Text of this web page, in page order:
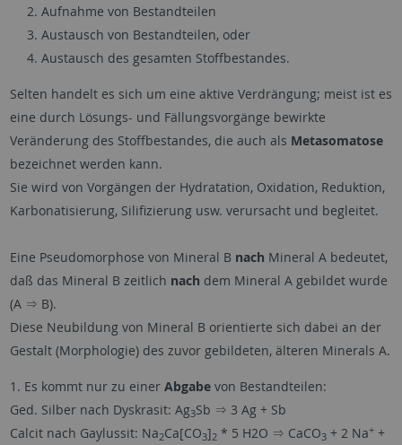
Aufnahme von Bestandteilen
Austausch von Bestandteilen, oder
Austausch des gesamten Stoffbestandes.
Selten handelt es sich um eine aktive Verdrängung; meist ist es
eine durch Lösungs- und Fällungsvorgänge bewirkte
Veränderung des Stoffbestandes, die auch als Metasomatose
bezeichnet werden kann.
Sie wird von Vorgängen der Hydratation, Oxidation, Reduktion,
Karbonatisierung, Silifizierung usw. verursacht und begleitet.
Eine Pseudomorphose von Mineral B nach Mineral A bedeutet,
daß das Mineral B zeitlich nach dem Mineral A gebildet wurde
(A ⇒ B).
Diese Neubildung von Mineral B orientierte sich dabei an der
Gestalt (Morphologie) des zuvor gebildeten, älteren Minerals A.
1. Es kommt nur zu einer Abgabe von Bestandteilen:
Ged. Silber nach Dyskrasit: Ag3Sb ⇒ 3 Ag + Sb
Calcit nach Gaylussit: Na2Ca[CO3]2* 5 H2O ⇒ CaCO3+ 2 Na++